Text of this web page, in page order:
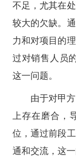
不足，尤其在
较大的欠缺。
力和对项目的
过对销售人员
这一问题。
由于对甲
上存在磨合，
位，通过前段
通和交流，这